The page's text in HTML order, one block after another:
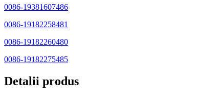
0086-19381607486
0086-19182258481
0086-19182260480
0086-19182275485
Detalii produs